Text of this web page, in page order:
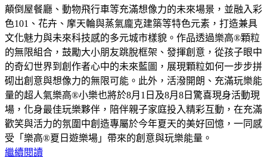
顛倒屋餐廳、動物飛行車等充滿想像力的未來場景，並融入彩
色101、花卉、摩天輪與蒸氣龐克建築等特色元素，打造兼具
文化魅力與未來科技感的多元城市樣貌。作品透過樂高®顆粒
的無限組合，鼓勵大小朋友跳脫框架、發揮創意，從孩子眼中
的奇幻世界到創作者心中的未來藍圖，展現顆粒如何一步步拼
砌出創意與想像力的無限可能。此外，活潑開朗、充滿玩樂能
量的超人氣樂高®小樂也將於8月1日及8月8日驚喜現身活動現
場，化身最佳玩樂夥伴，陪伴親子家庭投入精彩互動，在充滿
歡笑與活力的氛圍中創造專屬於今年夏天的美好回憶，一同感
受「樂高®夏日遊樂場」帶來的創意與玩樂能量。
繼續閱讀